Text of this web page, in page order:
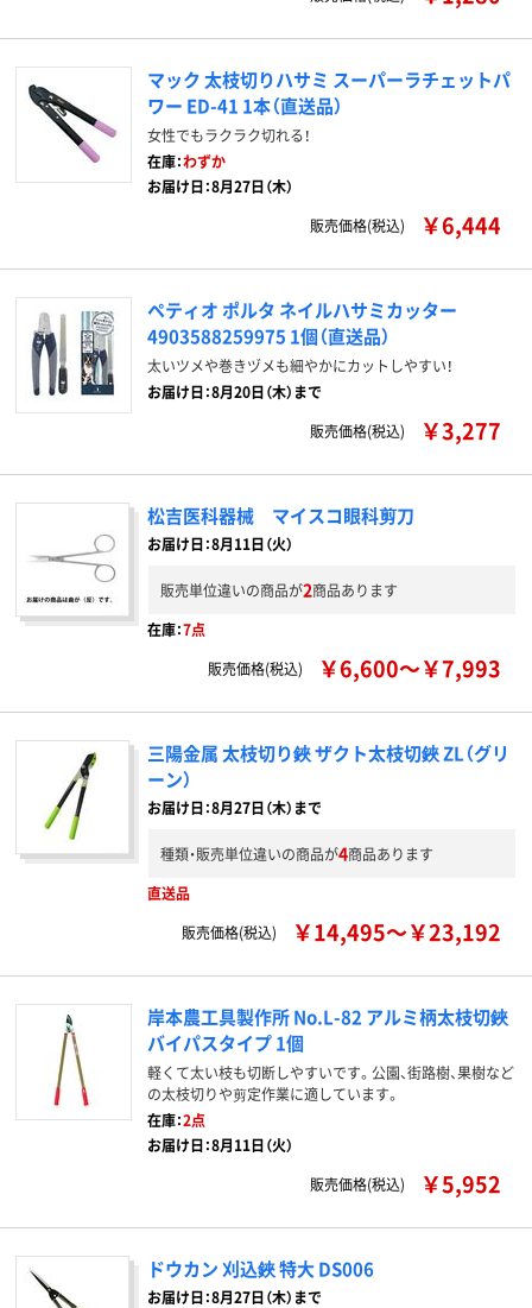
マック 太枝切りハサミ スーパーラチェットパ
ワー ED-41 1本（直送品）
女性でもラクラク切れる！
在庫：わずか
お届け日：8月27日（木）
販売価格(税込)
￥6,444
ペティオ ポルタ ネイルハサミカッター
4903588259975 1個（直送品）
太いツメや巻きヅメも細やかにカットしやすい！
お届け日：8月20日（木）まで
販売価格(税込)
￥3,277
松吉医科器械 マイスコ眼科剪刀
お届け日：8月11日（火）
販売単位違いの商品が2商品あります
在庫：7点
販売価格(税込)
￥6,600～￥7,993
三陽金属 太枝切り鋏 ザクト太枝切鋏 ZL（グリ
ーン）
お届け日：8月27日（木）まで
種類・販売単位違いの商品が4商品あります
直送品
販売価格(税込)
￥14,495～￥23,192
岸本農工具製作所 No.L-82 アルミ柄太枝切鋏
バイパスタイプ 1個
軽くて太い枝も切断しやすいです。公園、街路樹、果樹など
の太枝切りや剪定作業に適しています。
在庫：2点
お届け日：8月11日（火）
販売価格(税込)
￥5,952
ドウカン 刈込鋏 特大 DS006
お届け日：8月27日（木）まで